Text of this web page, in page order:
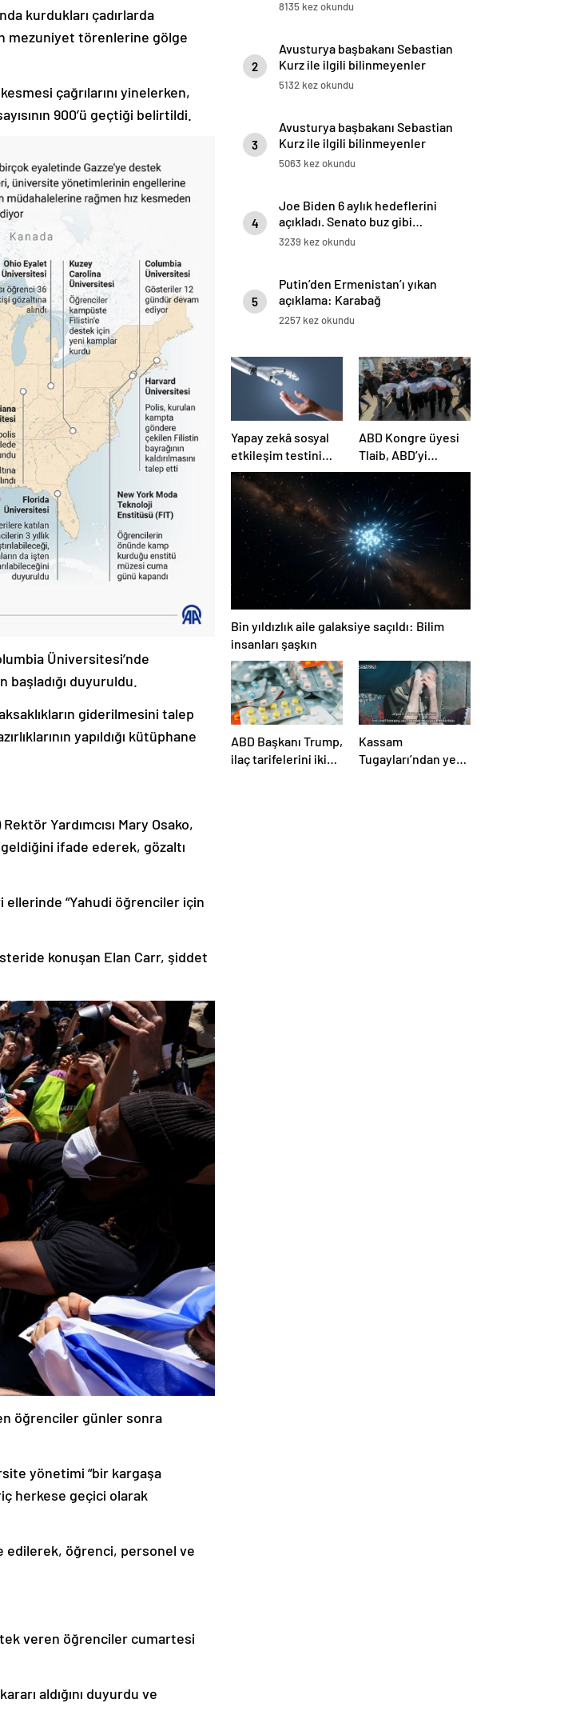
kurdukları çadırlarda
mezuniyet törenlerine gölge
çağrılarını yinelerken,
900’ü geçtiği belirtildi.
Üniversitesi’nde
duyuruldu.
giderilmesini talep
yapıldığı kütüphane
Yardımcısı Mary Osako,
ifade ederek, gözaltı
“Yahudi öğrenciler için
konuşan Elan Carr, şiddet
öğrenciler günler sonra
yönetimi “bir kargaşa
herkese geçici olarak
edilerek, öğrenci, personel ve
veren öğrenciler cumartesi
aldığını duyurdu ve
8135 kez okundu
2
Avusturya başbakanı Sebastian
Kurz ile ilgili bilinmeyenler
5132 kez okundu
3
Avusturya başbakanı Sebastian
Kurz ile ilgili bilinmeyenler
5063 kez okundu
4
Joe Biden 6 aylık hedeflerini
açıkladı. Senato buz gibi…
3239 kez okundu
5
Putin’den Ermenistan’ı yıkan
açıklama: Karabağ
Azerbaycan’ın ayrılmaz bir
2257 kez okundu
Yapay zekâ sosyal
etkileşim testini
geçemedi
ABD Kongre üyesi
Tlaib, ABD’yi
Filistin’deki
“soykırımda suç
ortağı” olmakla
itham etti
Bin yıldızlık aile galaksiye saçıldı: Bilim
insanları şaşkın
ABD Başkanı Trump,
ilaç tarifelerini iki
Kassam
Tugayları’ndan yeni